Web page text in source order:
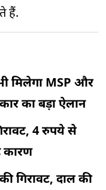
हैं.
मिलेगा MSP और
का बड़ा ऐलान
4 रुपये से
कारण
गिरावट, दाल की